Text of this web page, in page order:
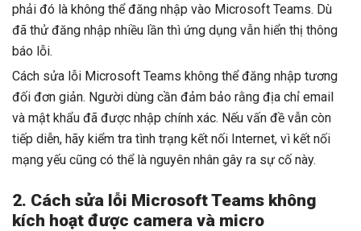
phải đó là không thể đăng nhập vào Microsoft Teams. Dù
đã thử đăng nhập nhiều lần thì ứng dụng vẫn hiển thị thông
báo lỗi.
Cách sửa lỗi Microsoft Teams không thể đăng nhập tương
đối đơn giản. Người dùng cần đảm bảo rằng địa chỉ email
và mật khẩu đã được nhập chính xác. Nếu vấn đề vẫn còn
tiếp diễn, hãy kiểm tra tình trạng kết nối Internet, vì kết nối
mạng yếu cũng có thể là nguyên nhân gây ra sự cố này.
2. Cách sửa lỗi Microsoft Teams không
kích hoạt được camera và micro